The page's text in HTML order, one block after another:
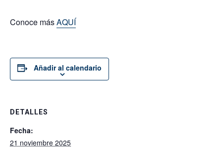
Conoce másAQUÍ
Añadir al calendario
DETALLES
Fecha:
21 noviembre 2025